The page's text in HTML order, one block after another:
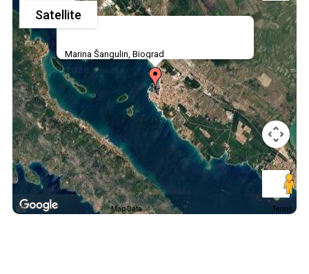
Marina Šangulin, Biograd
Satellite
Map Data Terms